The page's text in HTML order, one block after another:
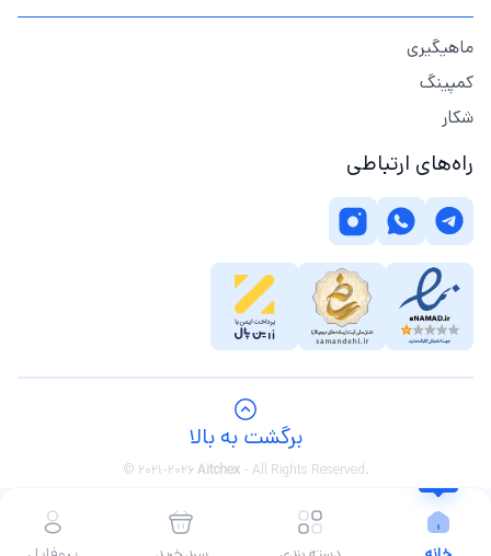
ماهیگیری
کمپینگ
شکار
راه‌های ارتباطی
برگشت به بالا
© 2021-2026Aitchex - All Rights Reserved.